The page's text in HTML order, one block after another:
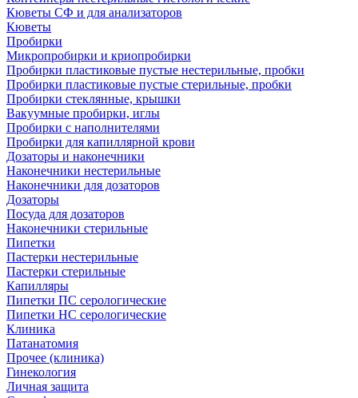
Кюветы СФ и для анализаторов
Кюветы
Пробирки
Микропробирки и криопробирки
Пробирки пластиковые пустые нестерильные, пробки
Пробирки пластиковые пустые стерильные, пробки
Пробирки стеклянные, крышки
Вакуумные пробирки, иглы
Пробирки с наполнителями
Пробирки для капиллярной крови
Дозаторы и наконечники
Наконечники нестерильные
Наконечники для дозаторов
Дозаторы
Посуда для дозаторов
Наконечники стерильные
Пипетки
Пастерки нестерильные
Пастерки стерильные
Капилляры
Пипетки ПС серологические
Пипетки НС серологические
Клиника
Патанатомия
Прочее (клиника)
Гинекология
Личная защита